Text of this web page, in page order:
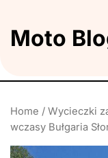
Moto
Home / Wycieczki
wczasy Bułgaria